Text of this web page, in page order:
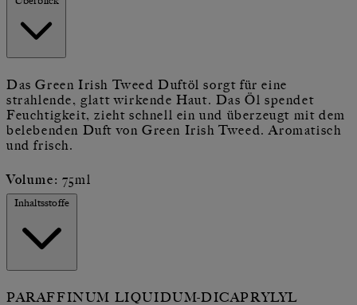
Das Green Irish Tweed Duftöl sorgt für eine
strahlende, glatt wirkende Haut. Das Öl spendet
Feuchtigkeit, zieht schnell ein und überzeugt mit dem
belebenden Duft von Green Irish Tweed. Aromatisch
und frisch.
Volume: 75ml
Inhaltsstoffe
PARAFFINUM LIQUIDUM-DICAPRYLYL